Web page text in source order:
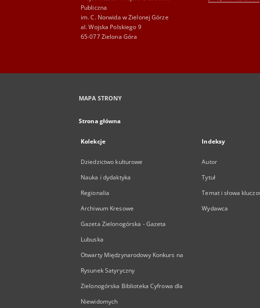
Publiczna
im. C. Norwida w Zielonej Górze
al. Wojska Polskiego 9
65-077 Zielona Góra
MAPA STRONY
Strona główna
Kolekcje
Dziedzictwo kulturowe
Nauka i dydaktyka
Regionalia
Archiwum Kresowe
Gazeta Zielonogórska - Gazeta
Lubuska
Otwarty Międzynarodowy Konkurs na
Rysunek Satyryczny
Zielonogórska Biblioteka Cyfrowa dla
Niewidomych
Indeksy
Autor
Tytuł
Temat i słowa
Wydawca